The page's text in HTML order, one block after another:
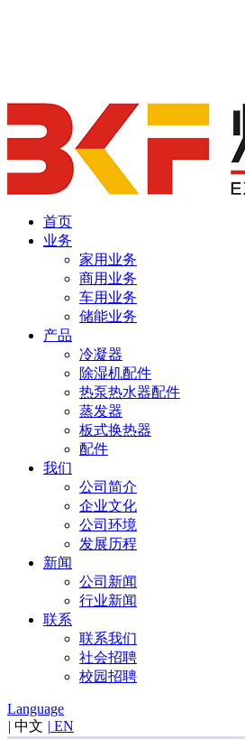
首页
业务
家用业务
商用业务
车用业务
储能业务
产品
冷凝器
除湿机配件
热泵热水器配件
蒸发器
板式换热器
配件
我们
公司简介
企业文化
公司环境
发展历程
新闻
公司新闻
行业新闻
联系
联系我们
社会招聘
校园招聘
Language
| 中文 | EN